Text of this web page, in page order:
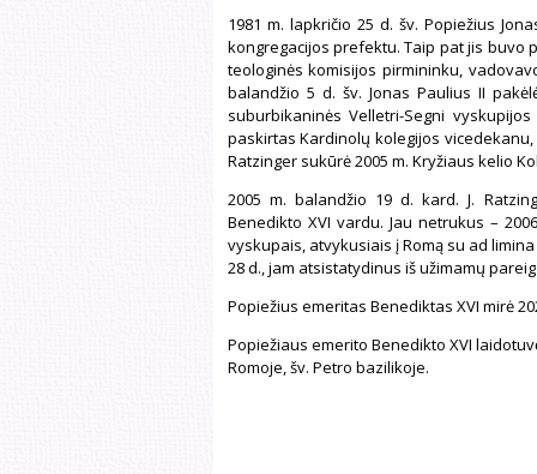
1981 m. lapkričio 25 d. šv. Popiežius
kongregacijos prefektu. Taip pat jis buvo
teologinės komisijos pirmininku,
balandžio 5 d. šv. Jonas Paulius II
suburbikaninės Velletri-Segni
paskirtas Kardinolų kolegijos vicedekanu,
Ratzinger sukūrė 2005 m. Kryžiaus kelio
2005 m. balandžio 19 d. kard. J.
Benedikto XVI vardu. Jau netrukus –
vyskupais, atvykusiais į Romą su ad
28 d., jam atsistatydinus iš užimamų
Popiežius emeritas Benediktas XVI mirė
Popiežiaus emerito Benedikto XVI
Romoje, šv. Petro bazilikoje.